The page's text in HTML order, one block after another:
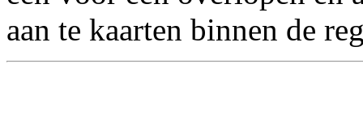
aan te kaarten binnen de